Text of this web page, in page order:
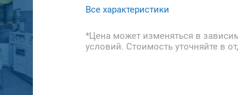
Все характеристики
*Цена может изменяться в
условий. Стоимость уточняйте в